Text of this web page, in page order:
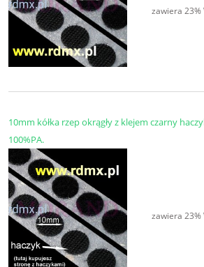
zawiera 23%
10mm kółka rzep okrągły z klejem czarny
100%PA.
zawiera 23%